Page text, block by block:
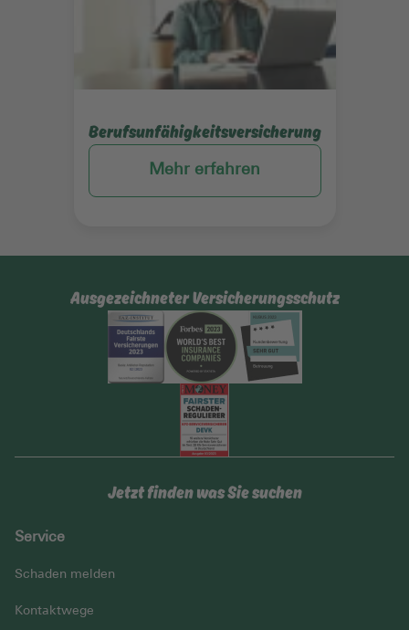
Berufsunfähigkeitsversicherung
Mehr erfahren
Ausgezeichneter Versicherungsschutz
Jetzt finden was Sie suchen
Service
Schaden melden
Kontaktwege